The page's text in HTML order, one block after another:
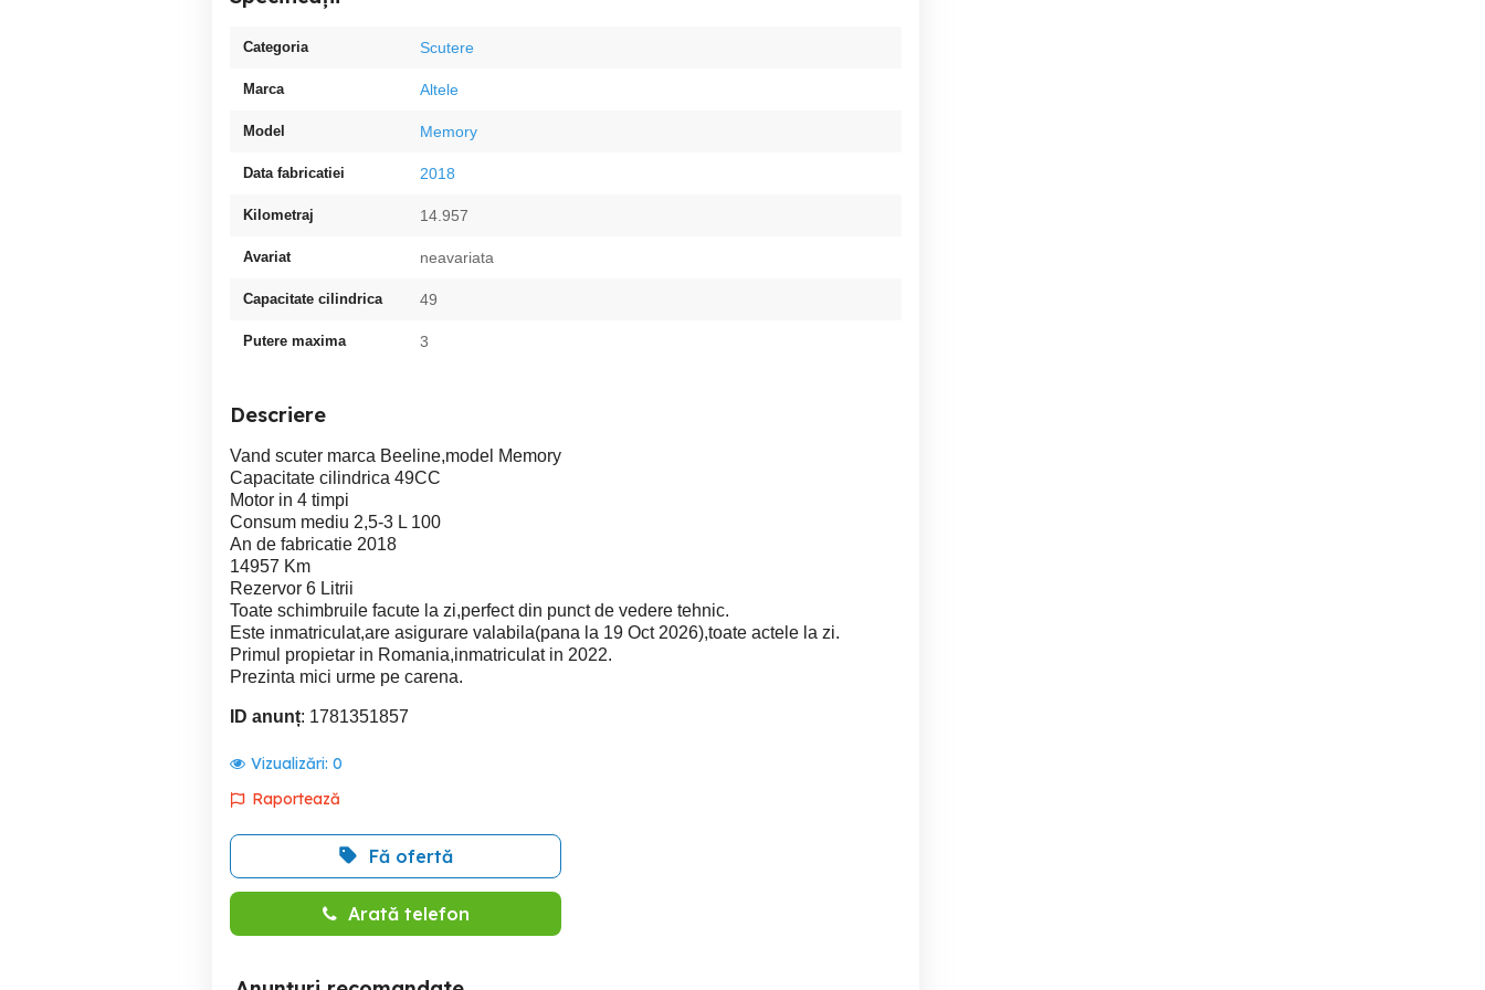
Categoria Scutere
Marca Altele
Model Memory
Data fabricatiei 2018
Kilometraj 14.957
Avariat neavariata
Capacitate cilindrica 49
Putere maxima 3
Descriere
Vand scuter marca Beeline,model Memory
Capacitate cilindrica 49CC
Motor in 4 timpi
Consum mediu 2,5-3 L 100
An de fabricatie 2018
14957 Km
Rezervor 6 Litrii
Toate schimbruile facute la zi,perfect din punct de vedere tehnic.
Este inmatriculat,are asigurare valabila(pana la 19 Oct 2026),toate actele la zi.
Primul propietar in Romania,inmatriculat in 2022.
Prezinta mici urme pe carena.
ID anunț: 1781351857
Vizualizări: 0
Raportează
Fă ofertă
Arată telefon